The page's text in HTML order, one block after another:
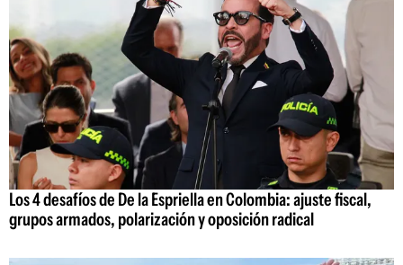
Los 4 desafíos de De la Espriella en Colombia: ajuste fiscal,
grupos armados, polarización y oposición radical